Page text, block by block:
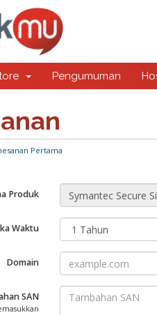
Pengumuman
Pertama
Produk
Waktu
Domain
SAN